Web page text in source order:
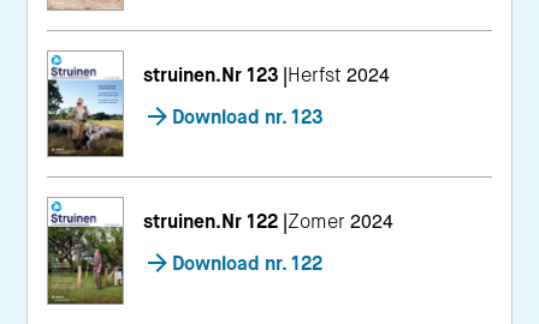
struinen.Nr 123 |Herfst 2024
Download nr. 123
struinen.Nr 122 Zomer 2024
Download nr. 122